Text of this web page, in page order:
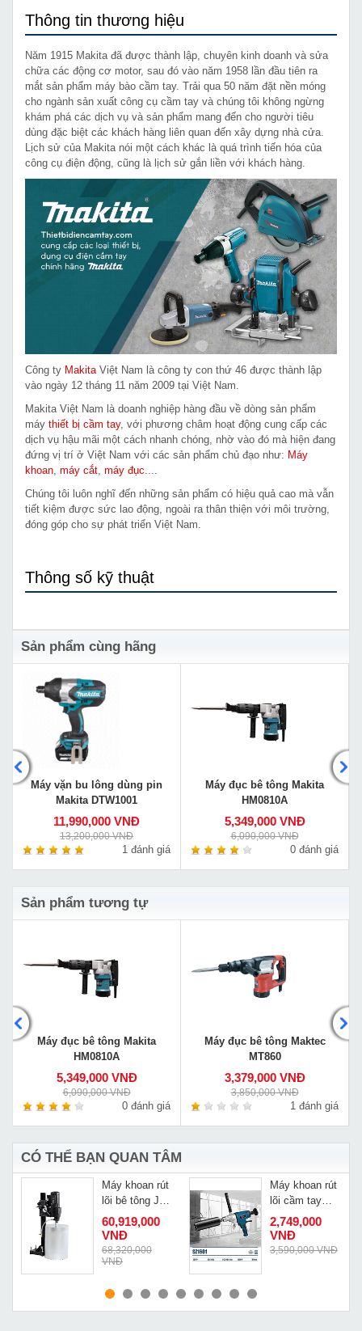
Thông tin thương hiệu
Năm 1915 Makita đã được thành lập, chuyên kinh doanh và sửa
chữa các động cơ motor, sau đó vào năm 1958 lần đầu tiên ra
mắt sản phẩm máy bào cầm tay. Trải qua 50 năm đặt nền móng
cho ngành sản xuất công cụ cầm tay và chúng tôi không ngừng
khám phá các dịch vụ và sản phẩm mang đến cho người tiêu
dùng đặc biệt các khách hàng liên quan đến xây dựng nhà cửa.
Lịch sử của Makita nói một cách khác là quá trình tiến hóa của
công cụ điện động, cũng là lịch sử gắn liền với khách hàng.
Công ty MakitaViệt Nam là công ty con thứ 46 được thành lập
vào ngày 12 tháng 11 năm 2009 tại Việt Nam.
Makita Việt Nam là doanh nghiệp hàng đầu về dòng sản phẩm
máy thiết bị cầm tay, với phương châm hoạt động cung cấp các
dịch vụ hậu mãi một cách nhanh chóng, nhờ vào đó mà hiện đang
đứng vị trí ở Việt Nam với các sản phẩm chủ đạo như: Máy
khoan, máy cắt, máy đục....
Chúng tôi luôn nghĩ đến những sản phẩm có hiệu quả cao mà vẫn
tiết kiệm được sức lao động, ngoài ra thân thiện với môi trường,
đóng góp cho sự phát triển Việt Nam.
Thông số kỹ thuật
Sản phẩm cùng hãng
Máy vặn bu lông dùng pin
Makita DTW1001
11,990,000 VNĐ
13,200,000 VNĐ
1 đánh giá
Máy đục bê tông Makita
HM0810A
5,349,000 VNĐ
6,090,000 VNĐ
0 đánh giá
Sản phẩm tương tự
Máy đục bê tông Makita
HM0810A
5,349,000 VNĐ
6,090,000 VNĐ
0 đánh giá
Máy đục bê tông Maktec
MT860
3,379,000 VNĐ
3,850,000 VNĐ
1 đánh giá
CÓ THỂ BẠN QUAN TÂM
MUA NGAY
Máy khoan rút
lõi bê tông JD
Power DF-
14MD
60,919,000
VNĐ
68,320,000
VNĐ
MUA NGAY
Máy khoan rút
lõi cầm tay
Caowang
SZ1601
2,749,000
VNĐ
3,590,000 VNĐ